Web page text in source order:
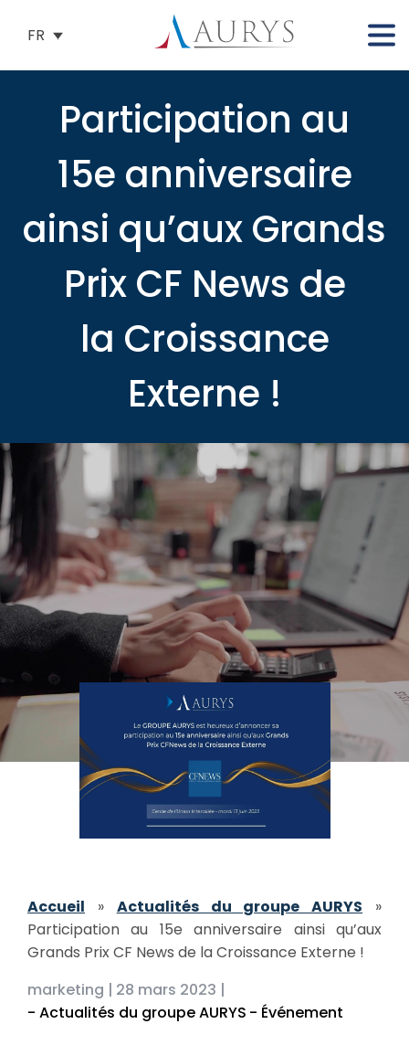
FR
Participation au
15e anniversaire
ainsi qu’aux Grands
Prix CF News de
la Croissance
Externe !
Accueil » Actualités du groupe AURYS »
Participation au 15e anniversaire ainsi qu’aux
Grands Prix CF News de la Croissance Externe !
marketing | 28 mars 2023 |
- Actualités du groupe AURYS - Événement